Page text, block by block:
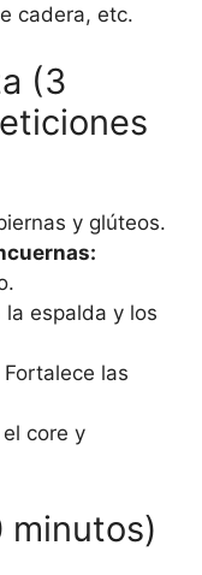
cadera, etc.
(3
y glúteos.
la espalda y los
Fortalece las
core y
minutos)